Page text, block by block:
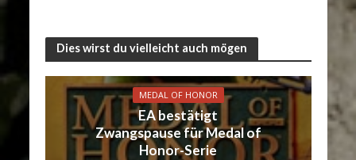
Dies wirst du vielleicht auch mögen
MEDAL OF HONOR
EA bestätigt
Zwangspause für Medal of
Honor-Serie